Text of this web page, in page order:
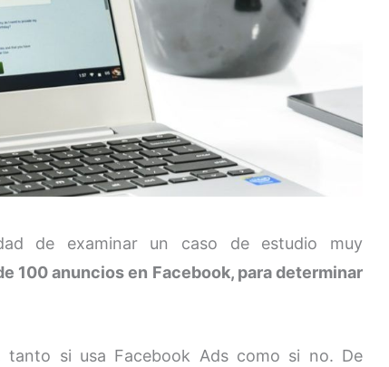
de examinar un caso de estudio muy
100 anuncios en Facebook, para determinar
tanto si usa Facebook Ads como si no. De